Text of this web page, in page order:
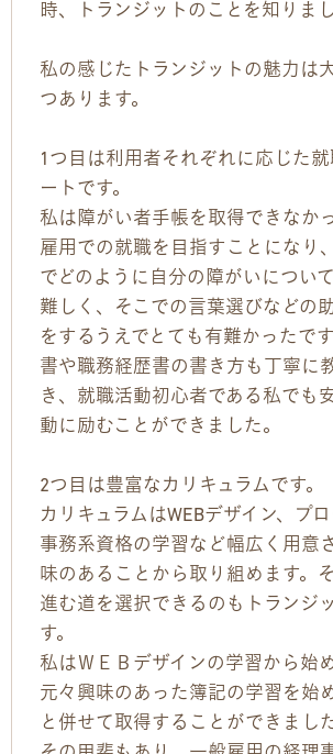
時、トランジットのことを知りまし
私の感じたトランジットの魅力は
つあります。
1つ目は利用者それぞれに応じた
ートです。
私は障がい者手帳を取得できなか
雇用での就職を目指すことになり
でどのように自分の障がいについ
難しく、そこでの言葉選びなどの
をするうえでとても有難かったで
書や職務経歴書の書き方も丁寧に
き、就職活動初心者である私でも
動に励むことができました。
2つ目は豊富なカリキュラムです。
カリキュラムはWEBデザイン、プロ
事務系資格の学習など幅広く用意
味のあることから取り組めます。
進む道を選択できるのもトランジ
す。
私はＷＥＢデザインの学習から始
元々興味のあった簿記の学習を始
と併せて取得することができました